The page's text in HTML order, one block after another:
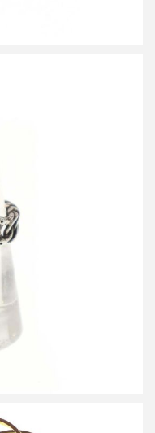
ューチェーンリング
円